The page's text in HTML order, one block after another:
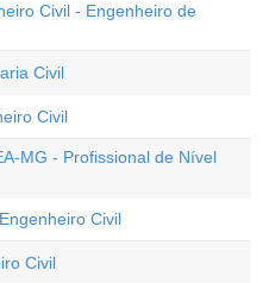
Civil - Engenheiro de
Civil
Civil
MG - Profissional de Nível
Civil
Civil